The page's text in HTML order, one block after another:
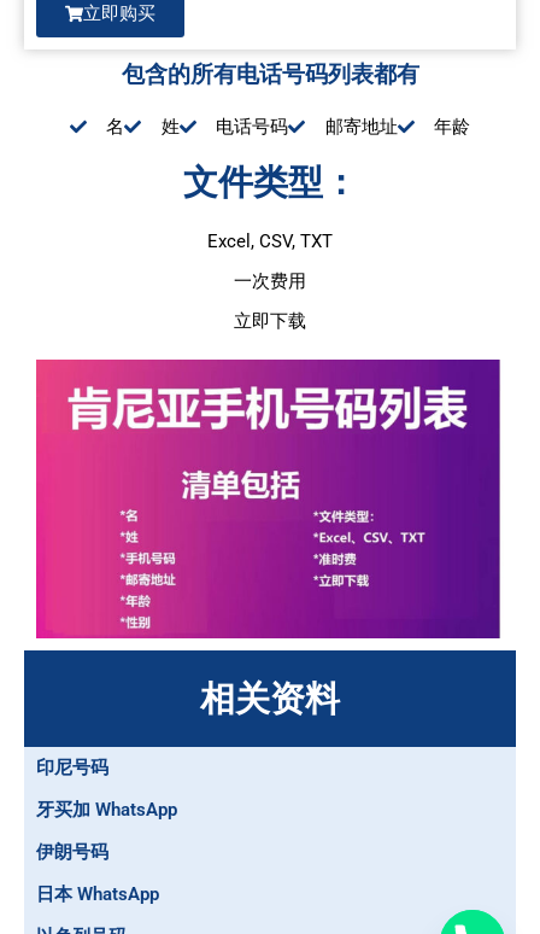
立即购买
包含的所有电话号码列表都有
名 姓 电话号码 邮寄地址 年龄
文件类型：
Excel, CSV, TXT
一次费用
立即下载
相关资料
印尼号码
牙买加 WhatsApp
伊朗号码
日本 WhatsApp